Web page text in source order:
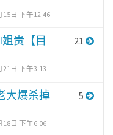
15日 下午12:46
姐贵【目
21日 下午3:13
21
大爆杀掉
18日 下午6:06
5